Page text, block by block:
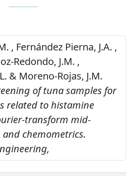
, Fernández Pierna, J.A. ,
Redondo, J.M. ,
& Moreno-Rojas, J.M.
of tuna samples for
related to histamine
transform mid-
and chemometrics.